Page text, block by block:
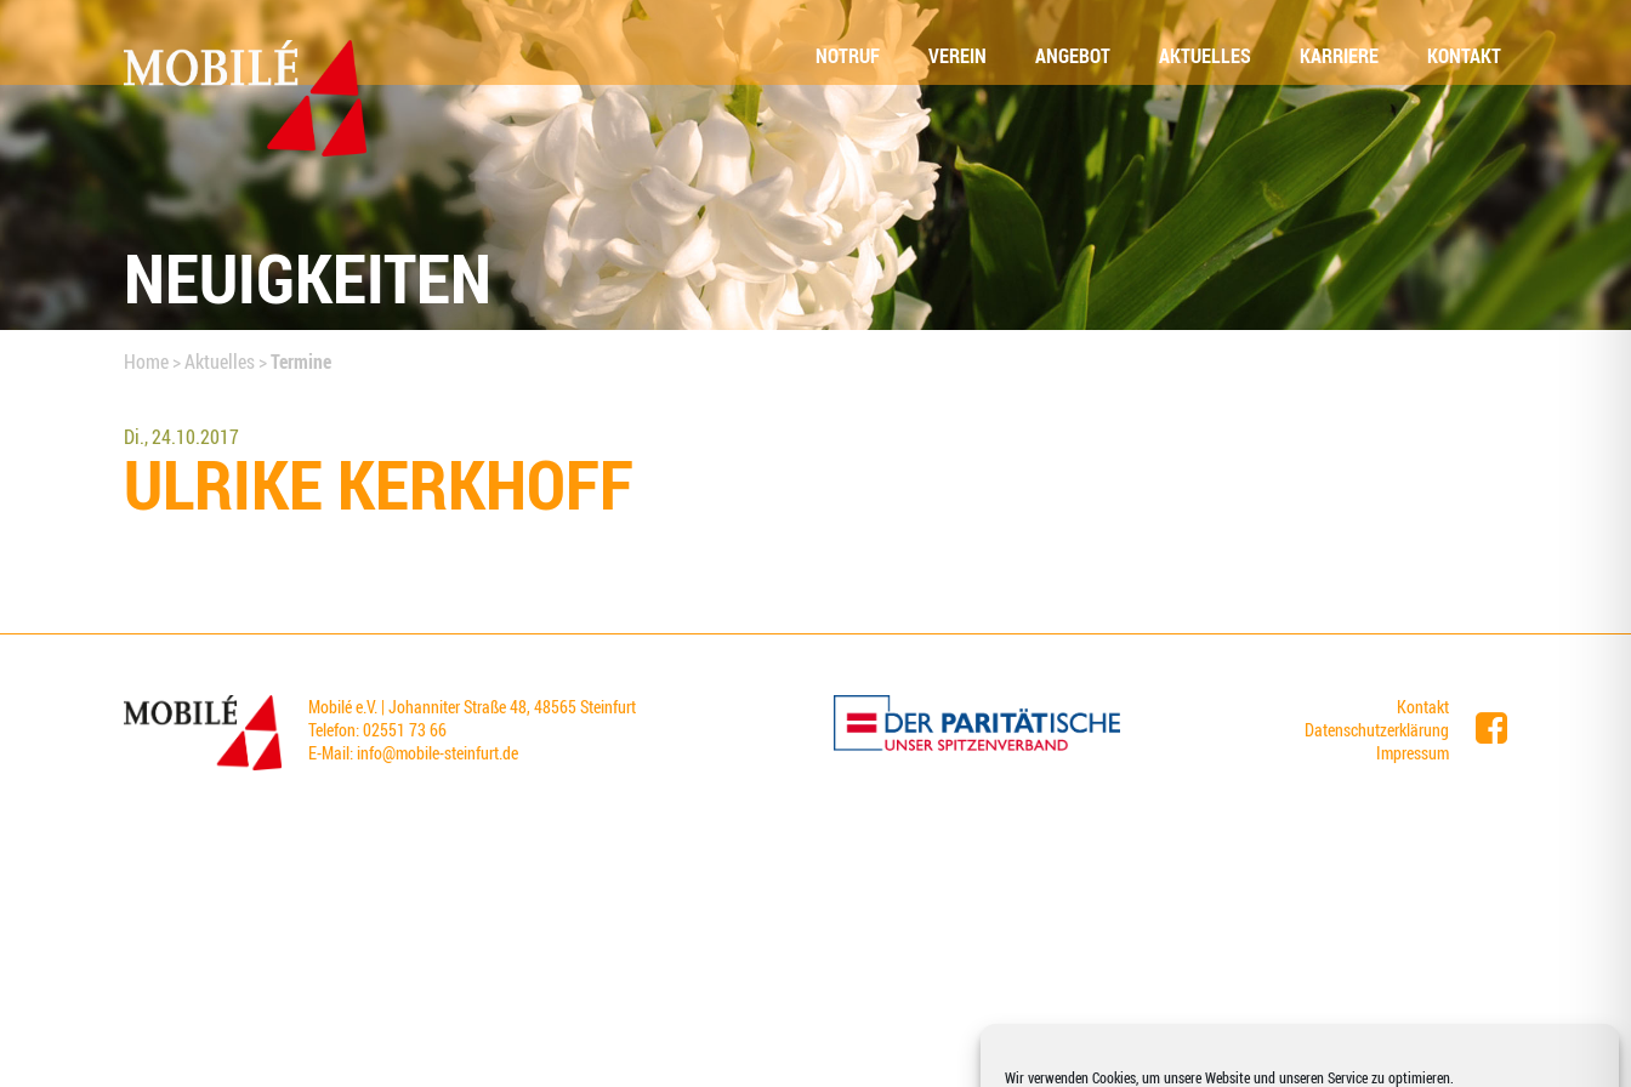
Wir verwenden Cookies, um unsere Website und unseren Service zu optimieren.
NOT­RUF VER­EIN ANGE­BOT
SGB
AKTU­EL­LES KAR­RIE­RE
FOS
KON­TAKT
NEUIGKEITEN
Home>Aktuelles >Termine
Di., 24.10.2017
ULRI­KE KERKHOFF
Mobilé e.V. | Johanniter Straße 48, 48565 Steinfurt
Telefon: 02551 73 66
E-Mail:info@mobile-steinfurt.de
Kontakt
Datenschutzerklärung
Impressum